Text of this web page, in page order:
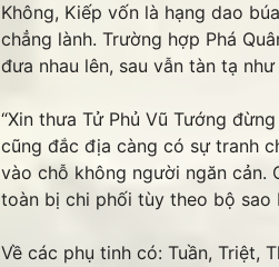
Không, Kiếp vốn là hạng dao
chẳng lành. Trường hợp Phá
đưa nhau lên, sau vẫn tàn tạ
“Xin thưa Tử Phủ Vũ Tướng
cũng đắc địa càng có sự tranh
vào chỗ không người ngăn cản.
toàn bị chi phối tùy theo bộ sao
Về các phụ tinh có: Tuần, Triệt,